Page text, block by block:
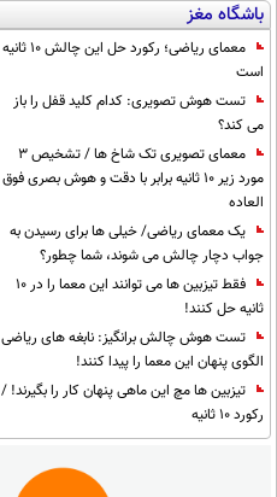
باشگاه مغز
معمای ریاضی؛ رکورد حل این چالش 10 ثانیه
است
تست هوش تصویری: کدام کلید قفل را باز
می کند؟
معمای تصویری تک شاخ ها / تشخیص 3
مورد زیر 10 ثانیه برابر با دقت و هوش بصری فوق
العاده
یک معمای ریاضی/ خیلی ها برای رسیدن به
جواب دچار چالش می شوند، شما چطور؟
فقط تیزبین ها می توانند این معما را در 10
ثانیه حل کنند!
تست هوش چالش برانگیز: نابغه های ریاضی
الگوی پنهان این معما را پیدا کنند!
تیزبین ها مچ این ماهی پنهان کار را بگیرند! /
رکورد 10 ثانیه